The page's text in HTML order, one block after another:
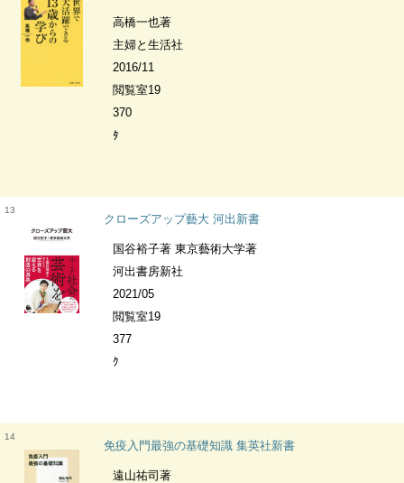
高橋一也著
主婦と生活社
2016/11
閲覧室19
370
ﾀ
13
クローズアップ藝大 河出新書
国谷裕子著 東京藝術大学著
河出書房新社
2021/05
閲覧室19
377
ｸ
14
免疫入門最強の基礎知識 集英社新書
遠山祐司著